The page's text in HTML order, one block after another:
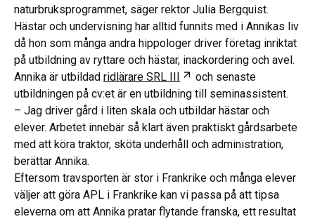
naturbruksprogrammet, säger rektor Julia Bergquist.
Hästar och undervisning har alltid funnits med i Annikas liv
då hon som många andra hippologer driver företag inriktat
på utbildning av ryttare och hästar, inackordering och avel.
Annika är utbildad ridlärare SRL III Öppnas i ny flik
och senaste
utbildningen på cv:et är en utbildning till seminassistent.
– Jag driver gård i liten skala och utbildar hästar och
elever. Arbetet innebär så klart även praktiskt gårdsarbete
med att köra traktor, sköta underhåll och administration,
berättar Annika.
Eftersom travsporten är stor i Frankrike och många elever
väljer att göra APL i Frankrike kan vi passa på att tipsa
eleverna om att Annika pratar flytande franska, ett resultat